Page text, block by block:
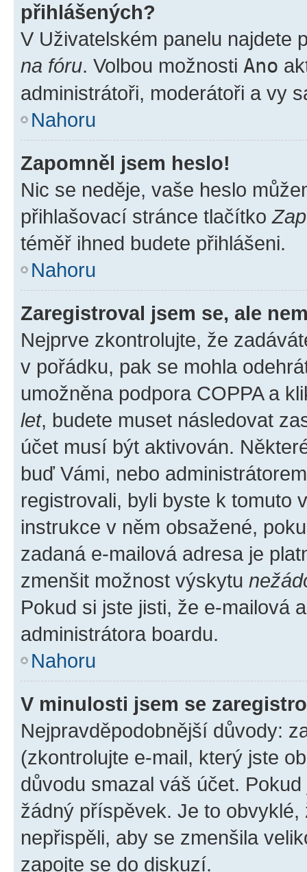
přihlášených?
V Uživatelském panelu najdete
na fóru. Volbou možnosti Ano
administrátoři, moderátoři a vy
Nahoru
Zapomněl jsem heslo!
Nic se neděje, vaše heslo
přihlašovací stránce tlačítko
téměř ihned budete přihlášeni.
Nahoru
Zaregistroval jsem se, ale
Nejprve zkontrolujte, že
v pořádku, pak se mohla
umožněna podpora COPPA a
let, budete muset následovat
účet musí být aktivován.
buď Vámi, nebo
registrovali, byli byste k tomuto
instrukce v něm obsažené,
zadaná e-mailová adresa je
zmenšit možnost výskytu
Pokud si jste jisti, že e-mailová
administrátora boardu.
Nahoru
V minulosti jsem se
Nejpravděpodobnější důvody:
(zkontrolujte e-mail, který jste
důvodu smazal váš účet.
žádný příspěvek. Je to
nepřispěli, aby se zmenšila
zapojte se do diskuzí.